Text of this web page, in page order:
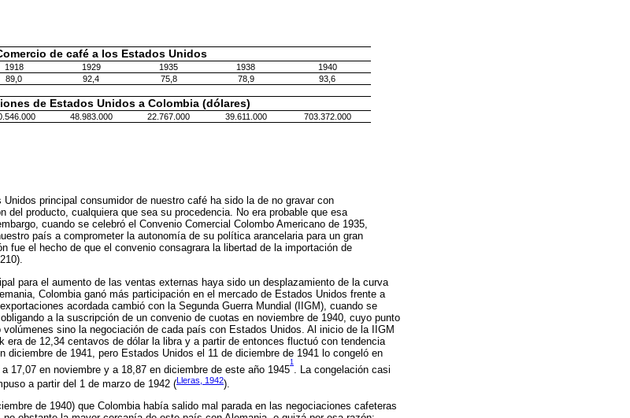
de café a los Estados Unidos
1918 1929 1935 1938
1940
89,0 92,4 75,8 78,9
93,6
de Estados Unidos a Colombia (dólares)
48.983.000 22.767.000 39.611.000 703.372.000
principal consumidor de nuestro café ha sido la de no gravar con
del producto, cualquiera que sea su procedencia. No era probable que esa
cuando se celebró el Convenio Comercial Colombo Americano de 1935,
país a comprometer la autonomía de su política arancelaria para un gran
fue el hecho de que el convenio consagrara la libertad de la importación de
para el aumento de las ventas externas haya sido un desplazamiento de la curva
Colombia ganó más participación en el mercado de Estados Unidos frente a
acordada cambió con la Segunda Guerra Mundial (IIGM), cuando se
a la suscripción de un convenio de cuotas en noviembre de 1940, cuyo punto
sino la negociación de cada país con Estados Unidos. Al inicio de la IIGM
era de 12,34 centavos de dólar la libra y a partir de entonces fluctuó con tendencia
de 1941, pero Estados Unidos el 11 de diciembre de 1941 lo congeló en
17,07 en noviembre y a 18,87 en diciembre de este año 1945
1
. La congelación casi
a partir del 1 de marzo de 1942 (Lleras, 1942).
de 1940) que Colombia había salido mal parada en las negociaciones cafeteras